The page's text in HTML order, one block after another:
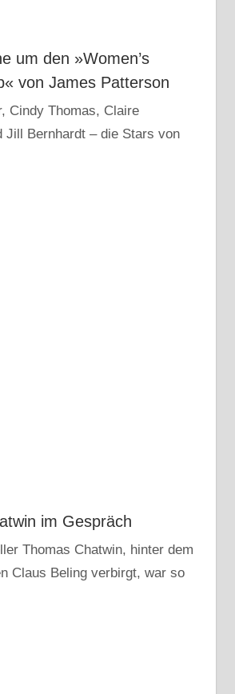
um den »Women’s
von James Patterson
Cindy Thomas, Claire
Jill Bernhardt – die Stars von
im Gespräch
Thomas Chatwin, hinter dem
Claus Beling verbirgt, war so